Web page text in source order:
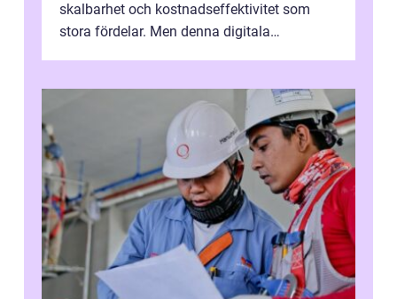
skalbarhet och kostnadseffektivitet som
stora fördelar. Men denna digitala